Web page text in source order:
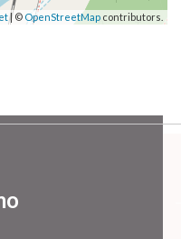
| © OpenStreetMap contributors.